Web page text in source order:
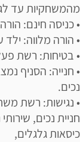
מהמשחקיות עד
• כניסה חינם:
• הורה מלווה: ילד עד גיל 8 חייב ליווי של
• בטיחות: רשת
• חנייה: הסניף
נכים.
• נגישות: רשת
חניית נכים,
כיסאות גלגלים,